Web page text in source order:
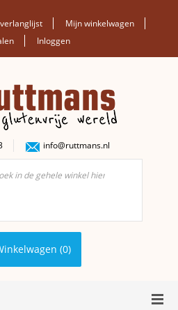
Mijn winkelwagen
Inloggen
info@ruttmans.nl
(0)